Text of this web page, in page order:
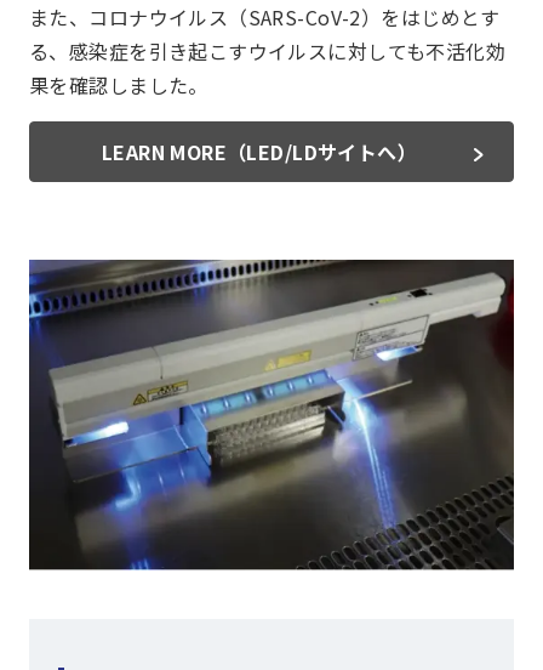
また、コロナウイルス（SARS-CoV-2）をはじめとす
る、感染症を引き起こすウイルスに対しても不活化効
果を確認しました。
LEARN MORE（LED/LDサイトへ）